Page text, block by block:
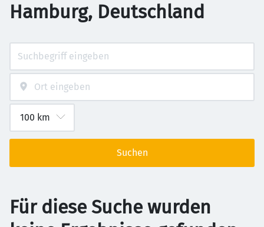
Hamburg, Deutschland
Suchen
Für diese Suche wurden